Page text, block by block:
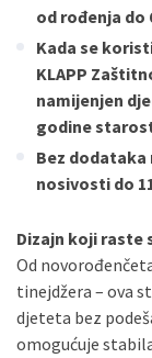
od rođenja do
Kada se
KLAPP
namijenjen
godine
Bez
nosivosti do
Dizajn koji raste
Od
tinejdžera – ova
djeteta bez
omogućuje